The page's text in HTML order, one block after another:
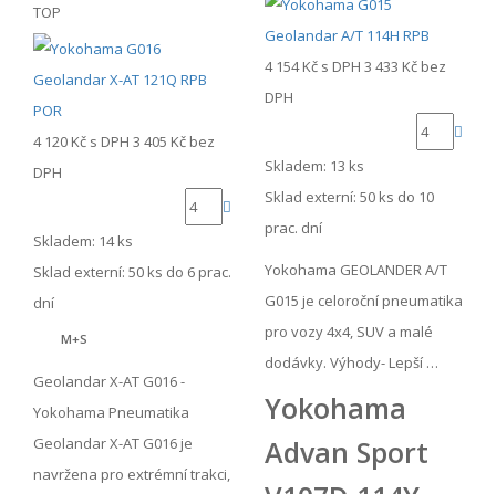
TOP
4 120 Kč s DPH 3 405 Kč bez
DPH
Skladem: 14 ks
Sklad externí: 50 ks do 6 prac.
dní
M+S
Geolandar X-AT G016 -
Yokohama Pneumatika
Geolandar X-AT G016 je
navržena pro extrémní trakci,
4 154 Kč s DPH 3 433 Kč bez
DPH
Skladem: 13 ks
Sklad externí: 50 ks do 10
prac. dní
Yokohama GEOLANDER A/T
G015 je celoroční pneumatika
pro vozy 4x4, SUV a malé
dodávky. Výhody- Lepší …
Yokohama
Advan Sport